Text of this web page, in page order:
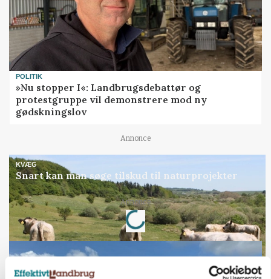
POLITIK
»Nu stopper I«: Landbrugsdebattør og
protestgruppe vil demonstrere mod ny
gødskningslov
Annonce
KVÆG
Snart kan man søge tilskud til naturprojekter
Annonce
Loading...